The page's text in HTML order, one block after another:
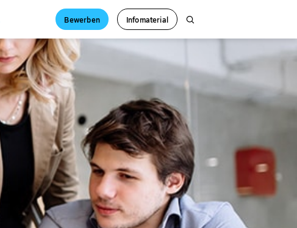
Bewerben Infomaterial